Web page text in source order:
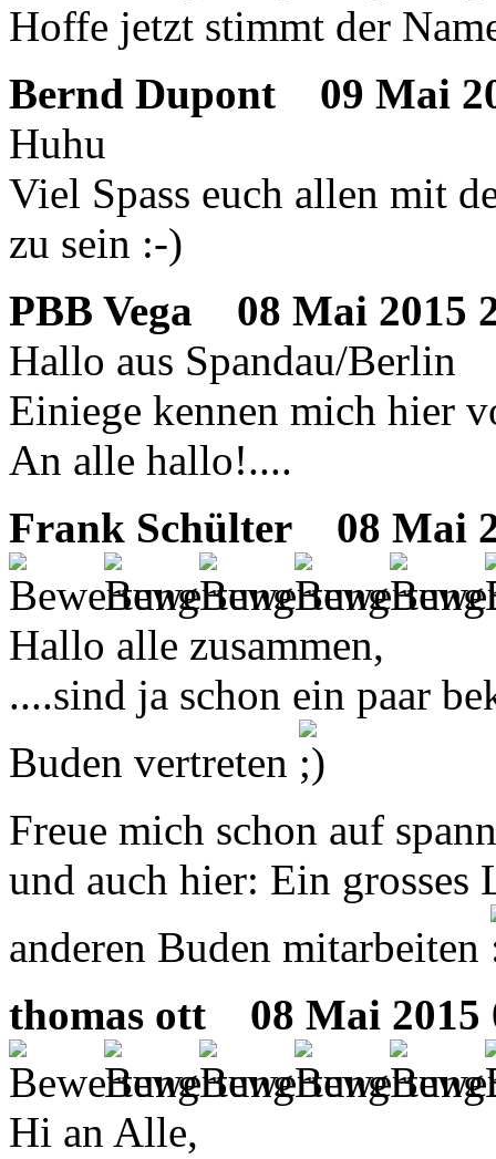
Hoffe jetzt stimmt der
Bernd Dupont
09 Mai
Huhu
Viel Spass euch allen mit
zu sein :-)
PBB Vega
08 Mai 2015
Hallo aus Spandau/Berlin
Einiege kennen mich hier
An alle hallo!....
Frank Schülter
08 Mai
Hallo alle zusammen,
....sind ja schon ein paar
Buden vertreten
Freue mich schon auf
und auch hier: Ein grosses
anderen Buden mitarbeiten
thomas ott
08 Mai 2015
Hi an Alle,